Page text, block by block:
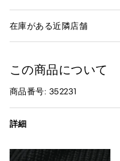
在庫がある近隣店舗
この商品について
商品番号: 352231
詳細